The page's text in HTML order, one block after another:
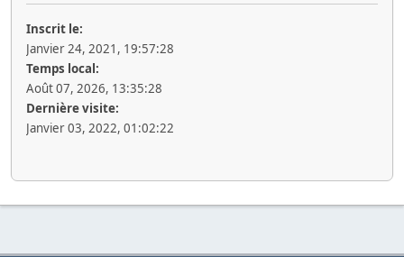
Inscrit le:
Janvier 24, 2021, 19:57:28
Temps local:
Août 07, 2026, 13:35:28
Dernière visite:
Janvier 03, 2022, 01:02:22